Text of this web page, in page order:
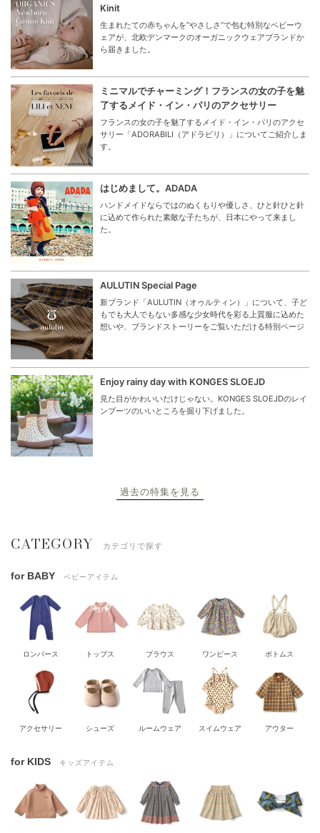
Kinit
生まれたての赤ちゃんを“やさしさ”で包む特別なベビーウ
ェアが、北欧デンマークのオーガニックウェアブランドか
ら届きました。
ミニマルでチャーミング！フランスの女の子を魅
了するメイド・イン・パリのアクセサリー
フランスの女の子を魅了するメイド・イン・パリのアクセ
サリー「ADORABILI（アドラビリ）」についてご紹介しま
す。
はじめまして。ADADA
ハンドメイドならではのぬくもりや優しさ、ひと針ひと針
に込めて作られた素敵な子たちが、日本にやって来まし
た。
AULUTIN Special Page
新ブランド「AULUTIN（オゥルティン）」について、子ど
もでも大人でもない多感な少女時代を彩る上質服に込めた
想いや、ブランドストーリーをご覧いただける特別ページ
Enjoy rainy day with KONGES SLOEJD
見た目がかわいいだけじゃない。KONGES SLOEJDのレイ
ンブーツのいいところを掘り下げました。
過去の特集を見る
CATEGORY カテゴリで探す
for BABY ベビーアイテム
ロンパース トップス ブラウス ワンピース ボトムス
アクセサリー シューズ ルームウェア スイムウェア アウター
for KIDS キッズアイテム